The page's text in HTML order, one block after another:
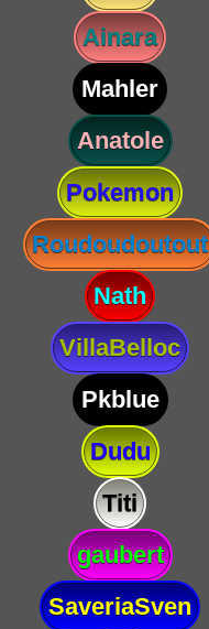
Ainara
Mahler
Anatole
Pokemon
Roudoudoutout
Nath
VillaBelloc
Pkblue
Dudu
Titi
gaubert
SaveriaSven